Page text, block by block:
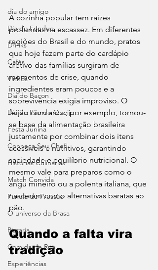
dia do amigo
Dia do Fondue
Drinks
Cafés
Vinhos
Dia do Bacon
Dia do Pão de Queijo
Festa Junina
Conheça Seu Chef!
Histórias Culinárias
Match Convida
Panela de Pressão
O universo da Brasa
Pizzaria
Comida de Rua
Experiências
A cozinha popular tem raízes
profundas na escassez. Em diferentes
regiões do Brasil e do mundo, pratos
que hoje fazem parte do cardápio
afetivo das famílias surgiram de
momentos de crise, quando
ingredientes eram poucos e a
sobrevivência exigia improviso. O
feijão com arroz, por exemplo, tornou-
se base da alimentação brasileira
justamente por combinar dois itens
acessíveis e nutritivos, garantindo
saciedade e equilíbrio nutricional. O
mesmo vale para preparos como o
angu mineiro ou a polenta italiana, que
nasceram como alternativas baratas ao
pão.
Quando a falta vira
tradição